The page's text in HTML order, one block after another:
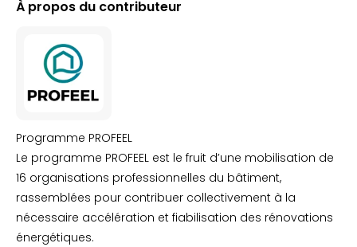
À propos du contributeur
Programme PROFEEL
Le programme PROFEEL est le fruit d’une mobilisation de
16 organisations professionnelles du bâtiment,
rassemblées pour contribuer collectivement à la
nécessaire accélération et fiabilisation des rénovations
énergétiques.